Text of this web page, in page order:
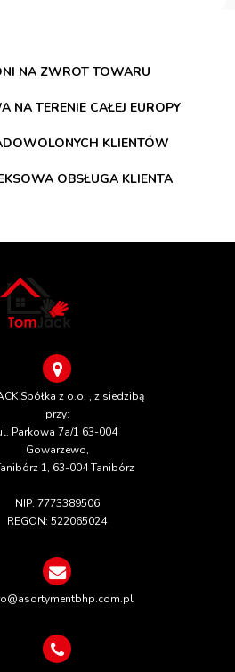
NA ZWROT TOWARU
NA TERENIE CAŁEJ EUROPY
KLIENTÓW
OBSŁUGA KLIENTA
Spółka z o.o. , z siedzibą
przy:
Parkowa 7a/1 63-004
Gowarzewo,
1, 63-004 Tanibórz
NIP: 7773389506
REGON: 522065024